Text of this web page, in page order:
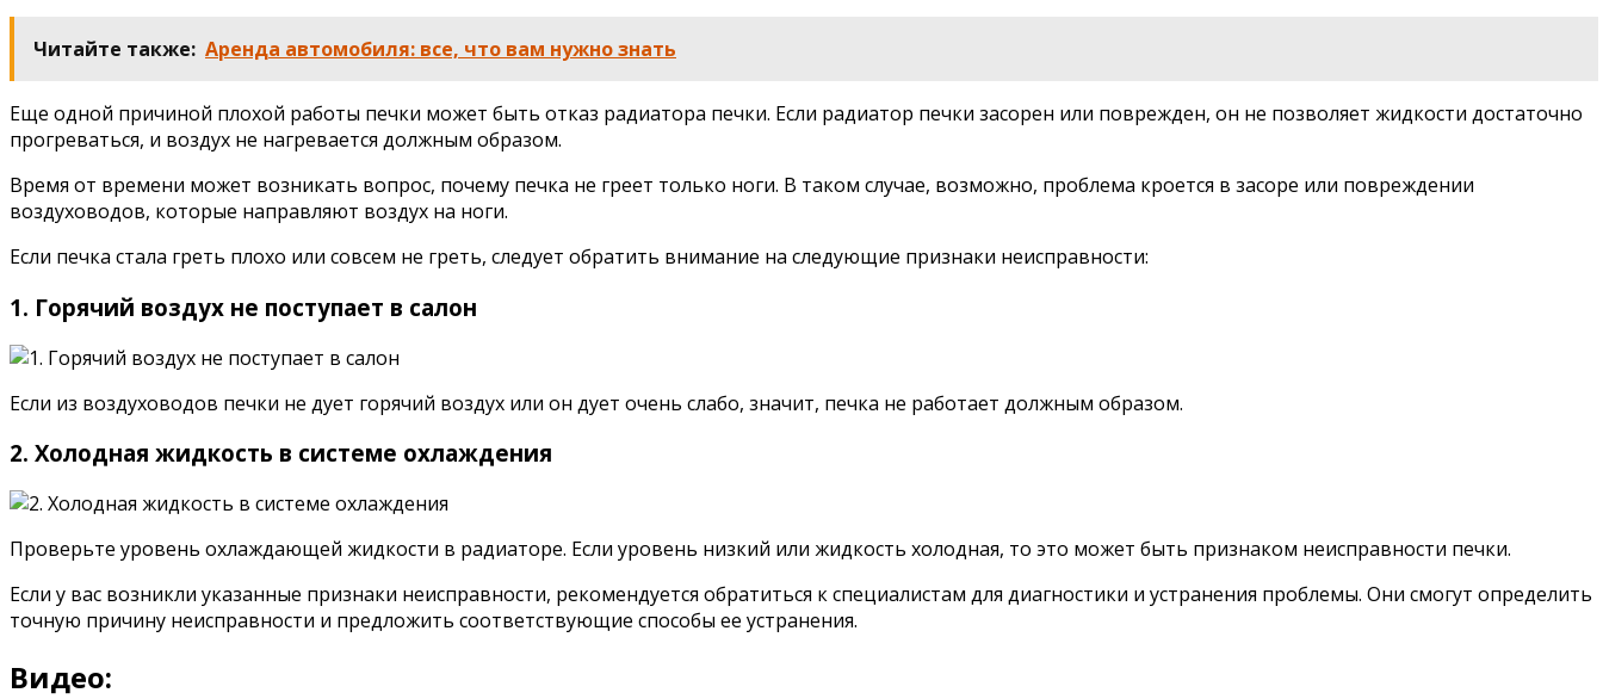
Читайте также: Аренда автомобиля: все, что вам нужно знать
Еще одной причиной плохой работы печки может быть отказ радиатора печки. Если радиатор печки засорен или поврежден, он не позволяет жидкости достаточно
прогреваться, и воздух не нагревается должным образом.
Время от времени может возникать вопрос, почему печка не греет только ноги. В таком случае, возможно, проблема кроется в засоре или повреждении
воздуховодов, которые направляют воздух на ноги.
Если печка стала греть плохо или совсем не греть, следует обратить внимание на следующие признаки неисправности:
1. Горячий воздух не поступает в салон
Если из воздуховодов печки не дует горячий воздух или он дует очень слабо, значит, печка не работает должным образом.
2. Холодная жидкость в системе охлаждения
Проверьте уровень охлаждающей жидкости в радиаторе. Если уровень низкий или жидкость холодная, то это может быть признаком неисправности печки.
Если у вас возникли указанные признаки неисправности, рекомендуется обратиться к специалистам для диагностики и устранения проблемы. Они смогут определить
точную причину неисправности и предложить соответствующие способы ее устранения.
Видео: